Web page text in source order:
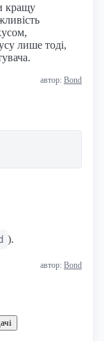
кращу
лише тоді,
автор: Bond
).
автор: Bond